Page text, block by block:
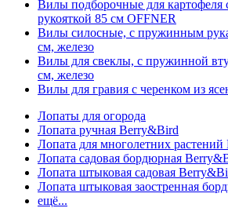
Вилы подборочные для картофеля
рукояткой 85 см OFFNER
Вилы силосные, с пружинным
см, железо
Вилы для свеклы, с пружинной
см, железо
Вилы для гравия с черенком из
Лопаты для огорода
Лопата ручная Berry&Bird
Лопата для многолетних
Лопата садовая бордюрная
Лопата штыковая садовая
Лопата штыковая заостренная
ещё...